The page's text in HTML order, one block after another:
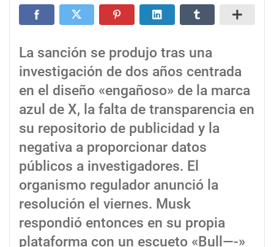
La sanción se produjo tras una
investigación de dos años centrada
en el diseño «engañoso» de la marca
azul de X, la falta de transparencia en
su repositorio de publicidad y la
negativa a proporcionar datos
públicos a investigadores. El
organismo regulador anunció la
resolución el viernes. Musk
respondió entonces en su propia
plataforma con un escueto «Bull—-»